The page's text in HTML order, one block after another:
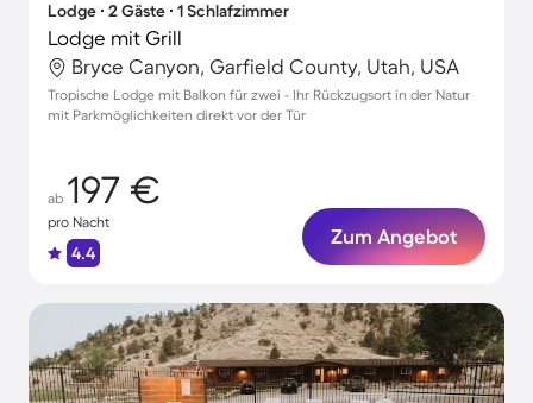
Lodge ∙ 2 Gäste ∙ 1 Schlafzimmer
Lodge mit Grill
Bryce Canyon, Garfield County, Utah, USA
Tropische Lodge mit Balkon für zwei - Ihr Rückzugsort in der Natur
mit Parkmöglichkeiten direkt vor der Tür
ab 197 €
pro Nacht
4.4
Zum Angebot